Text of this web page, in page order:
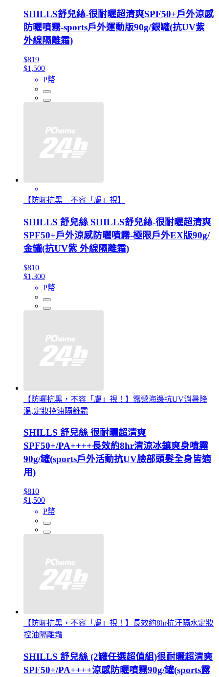
SHILLS舒兒絲-很耐曬超清爽SPF50+戶外涼感
防曬噴霧-sports戶外運動版90g/銀罐(抗UV紫
外線隔離霜)
$819
$1,500
P幣
【防曬抗黑 不容「膚」視】
SHILLS 舒兒絲 SHILLS舒兒絲-很耐曬超清爽
SPF50+戶外涼感防曬噴霧-極限戶外EX版90g/
金罐(抗UV紫 外線隔離霜)
$810
$1,300
P幣
【防曬抗黑，不容「膚」視！】露營海邊抗UV消暑降
溫,定妝控油隔離霜
SHILLS 舒兒絲 很耐曬超清爽
SPF50+/PA++++長效約8hr清涼冰鎮爽身噴霧
90g/罐(sports戶外活動抗UV臉部頭髮全身皆適
用)
$810
$1,500
P幣
【防曬抗黑，不容「膚」視！】長效約8hr抗汗隔水定妝
控油隔離霜
SHILLS 舒兒絲 (2罐任選超值組)很耐曬超清爽
SPF50+/PA++++涼感防曬噴霧90g/罐(sports露